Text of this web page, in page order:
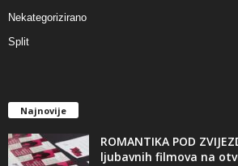
Nekategorizirano
Split
Najnovije
ROMANTIKA POD
ljubavnih filmova na